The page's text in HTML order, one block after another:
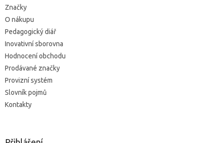
Značky
O nákupu
Pedagogický diář
Inovativní sborovna
Hodnocení obchodu
Prodávané značky
Provizní systém
Slovník pojmů
Kontakty